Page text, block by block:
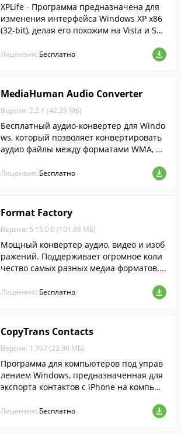
XPLife - Программа предназначена для
изменения интерфейса Windows XP x86
(32-bit), делая его похожим на Vista и Sev
Лицензия: Бесплатно
MediaHuman Audio Converter
Версия: 2.2.1 (42.29 МБ)
Бесплатный аудио-конвертер для Windo
ws, который позволяет конвертировать
аудио файлы между форматами WMA, M
eless....
Лицензия: Бесплатно
Format Factory
Версия: 5.15.0.0 (101.88 МБ)
Мощный конвертер аудио, видео и изоб
ражений. Поддерживает огромное коли
чество самых разных медиа форматов....
Лицензия: Бесплатно
CopyTrans Contacts
Версия: 1.707 (22.96 МБ)
Программа для компьютеров под управ
лением Windows, предназначенная для
экспорта контактов с iPhone на компьют
Лицензия: Бесплатно